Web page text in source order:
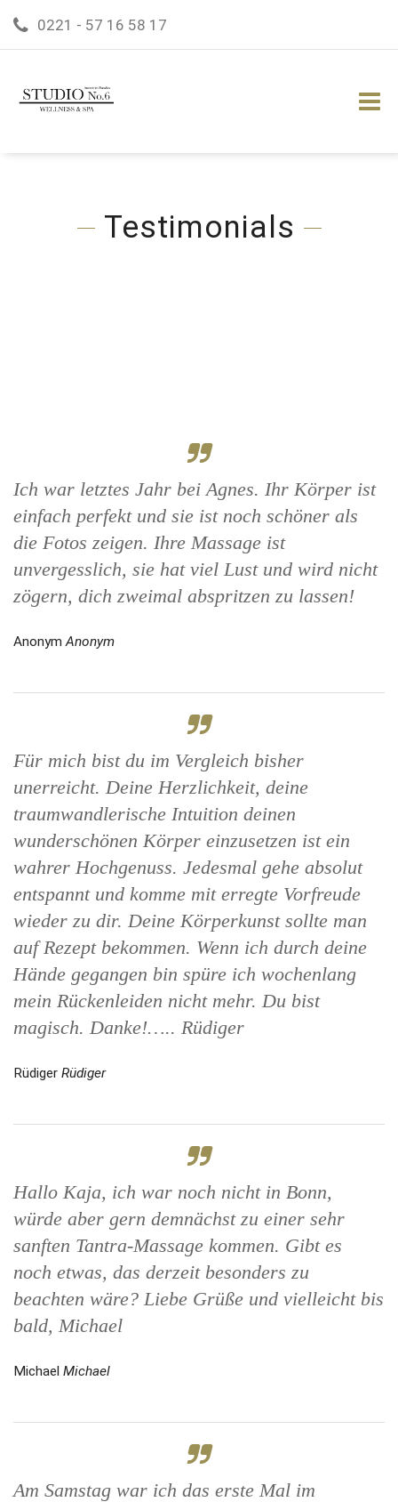
0221 - 57 16 58 17
Testimonials
Ich war letztes Jahr bei Agnes. Ihr Körper ist
einfach perfekt und sie ist noch schöner als
die Fotos zeigen. Ihre Massage ist
unvergesslich, sie hat viel Lust und wird nicht
zögern, dich zweimal abspritzen zu lassen!
AnonymAnonym
Für mich bist du im Vergleich bisher
unerreicht. Deine Herzlichkeit, deine
traumwandlerische Intuition deinen
wunderschönen Körper einzusetzen ist ein
wahrer Hochgenuss. Jedesmal gehe absolut
entspannt und komme mit erregte Vorfreude
wieder zu dir. Deine Körperkunst sollte man
auf Rezept bekommen. Wenn ich durch deine
Hände gegangen bin spüre ich wochenlang
mein Rückenleiden nicht mehr. Du bist
magisch. Danke!….. Rüdiger
Rüdiger Rüdiger
Hallo Kaja, ich war noch nicht in Bonn,
würde aber gern demnächst zu einer sehr
sanften Tantra-Massage kommen. Gibt es
noch etwas, das derzeit besonders zu
beachten wäre? Liebe Grüße und vielleicht bis
bald, Michael
Michael Michael
Am Samstag war ich das erste Mal im